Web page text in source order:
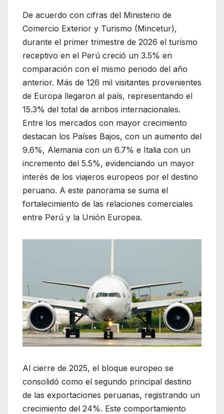
De acuerdo con cifras del Ministerio de
Comercio Exterior y Turismo (Mincetur),
durante el primer trimestre de 2026 el turismo
receptivo en el Perú creció un 3.5% en
comparación con el mismo periodo del año
anterior. Más de 126 mil visitantes provenientes
de Europa llegaron al país, representando el
15.3% del total de arribos internacionales.
Entre los mercados con mayor crecimiento
destacan los Países Bajos, con un aumento del
9.6%, Alemania con un 6.7% e Italia con un
incremento del 5.5%, evidenciando un mayor
interés de los viajeros europeos por el destino
peruano. A este panorama se suma el
fortalecimiento de las relaciones comerciales
entre Perú y la Unión Europea.
Al cierre de 2025, el bloque europeo se
consolidó como el segundo principal destino
de las exportaciones peruanas, registrando un
crecimiento del 24%. Este comportamiento